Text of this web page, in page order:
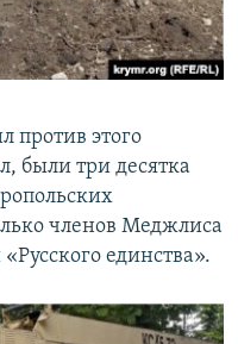
против этого
были три десятка
членов Меджлиса
единства».